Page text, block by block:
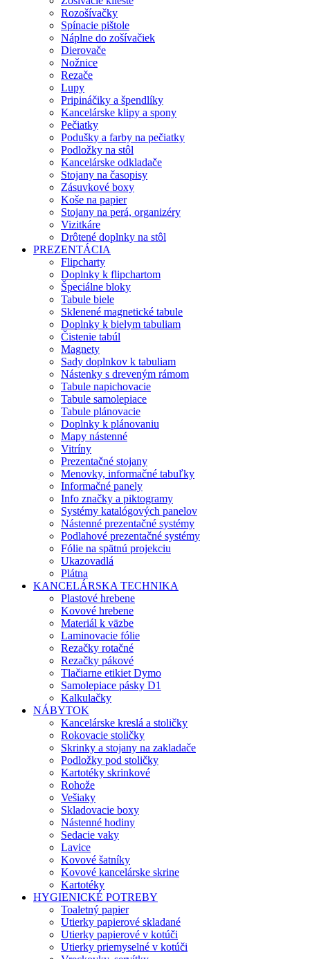
Rozošívačky
Spínacie pištole
Náplne do zošívačiek
Dierovače
Nožnice
Rezače
Lupy
Pripináčiky a špendlíky
Kancelárske klipy a spony
Pečiatky
Podušky a farby na pečiatky
Podložky na stôl
Kancelárske odkladače
Stojany na časopisy
Zásuvkové boxy
Koše na papier
Stojany na perá, organizéry
Vizitkáre
Drôtené doplnky na stôl
PREZENTÁCIA
Flipcharty
Doplnky k flipchartom
Špeciálne bloky
Tabule biele
Sklenené magnetické tabule
Doplnky k bielym tabuliam
Čistenie tabúl
Magnety
Sady doplnkov k tabuliam
Nástenky s dreveným rámom
Tabule napichovacie
Tabule samolepiace
Tabule plánovacie
Doplnky k plánovaniu
Mapy nástenné
Vitríny
Prezentačné stojany
Menovky, informačné tabuľky
Informačné panely
Info značky a piktogramy
Systémy katalógových panelov
Nástenné prezentačné systémy
Podlahové prezentačné systémy
Fólie na spätnú projekciu
Ukazovadlá
Plátna
KANCELÁRSKA TECHNIKA
Plastové hrebene
Kovové hrebene
Materiál k väzbe
Laminovacie fólie
Rezačky rotačné
Rezačky pákové
Tlačiarne etikiet Dymo
Samolepiace pásky D1
Kalkulačky
NÁBYTOK
Kancelárske kreslá a stoličky
Rokovacie stoličky
Skrinky a stojany na zakladače
Podložky pod stoličky
Kartotéky skrinkové
Rohože
Vešiaky
Skladovacie boxy
Nástenné hodiny
Sedacie vaky
Lavice
Kovové šatníky
Kovové kancelárske skrine
Kartotéky
HYGIENICKÉ POTREBY
Toaletný papier
Utierky papierové skladané
Utierky papierové v kotúči
Utierky priemyselné v kotúči